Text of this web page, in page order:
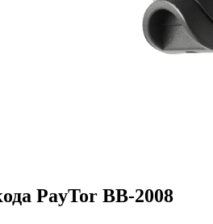
PayTor BB-2008